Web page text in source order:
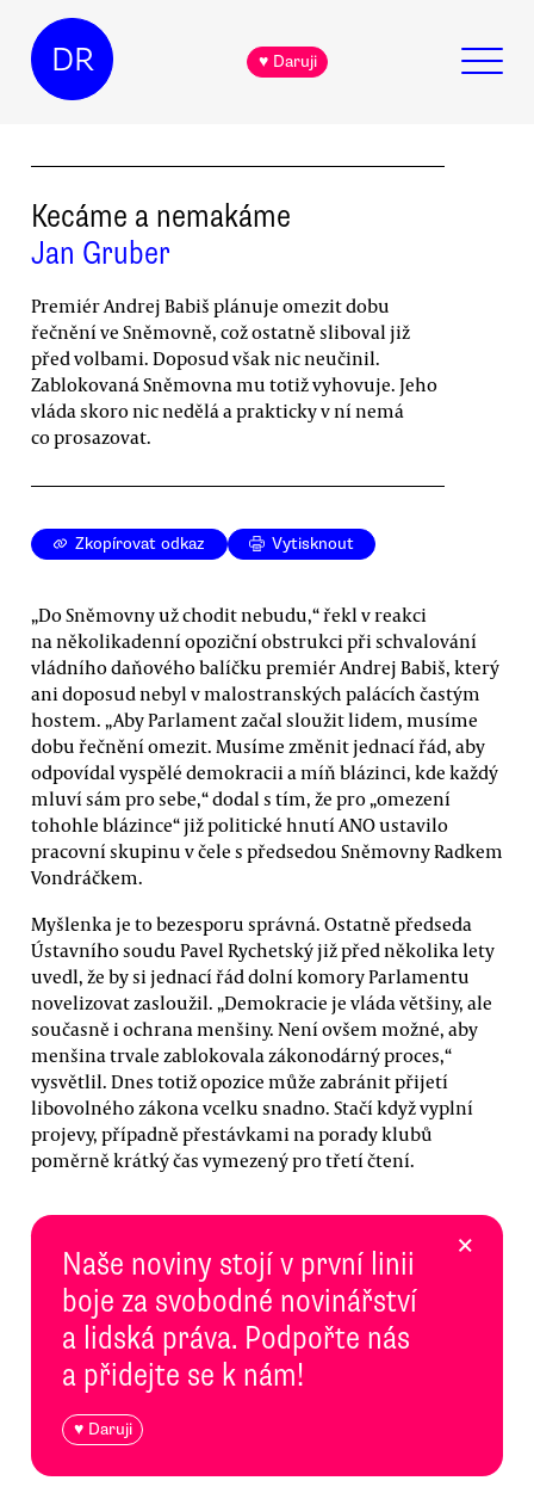
DR ♥ Daruji
Kecáme a nemakáme
Jan Gruber
Premiér Andrej Babiš plánuje omezit dobu
řečnění ve Sněmovně, což ostatně sliboval již
před volbami. Doposud však nic neučinil.
Zablokovaná Sněmovna mu totiž vyhovuje. Jeho
vláda skoro nic nedělá a prakticky v ní nemá
co prosazovat.
Zkopírovat odkaz Vytisknout
„Do Sněmovny už chodit nebudu,“ řekl v reakci
na několikadenní opoziční obstrukci při schvalování
vládního daňového balíčku premiér Andrej Babiš, který
ani doposud nebyl v malostranských palácích častým
hostem. „Aby Parlament začal sloužit lidem, musíme
dobu řečnění omezit. Musíme změnit jednací řád, aby
odpovídal vyspělé demokracii a míň blázinci, kde každý
mluví sám pro sebe,“ dodal s tím, že pro „omezení
tohohle blázince“ již politické hnutí ANO ustavilo
pracovní skupinu v čele s předsedou Sněmovny Radkem
Vondráčkem.
Myšlenka je to bezesporu správná. Ostatně předseda
Ústavního soudu Pavel Rychetský již před několika lety
uvedl, že by si jednací řád dolní komory Parlamentu
novelizovat zasloužil. „Demokracie je vláda většiny, ale
současně i ochrana menšiny. Není ovšem možné, aby
menšina trvale zablokovala zákonodárný proces,“
vysvětlil. Dnes totiž opozice může zabránit přijetí
libovolného zákona vcelku snadno. Stačí když vyplní
projevy, případně přestávkami na porady klubů
poměrně krátký čas vymezený pro třetí čtení.
Naše noviny stojí v první linii
boje za svobodné novinářství
a lidská práva. Podpořte nás
a přidejte se k nám!
♥ Daruji
×